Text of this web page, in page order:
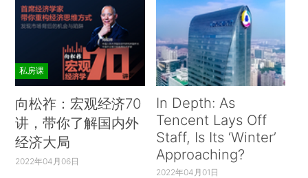
私房课
向松祚：宏观经济70
讲，带你了解国内外
经济大局
2022年04月06日
In Depth: As
Tencent Lays Off
Staff, Is Its ‘Winter’
Approaching?
2022年04月01日